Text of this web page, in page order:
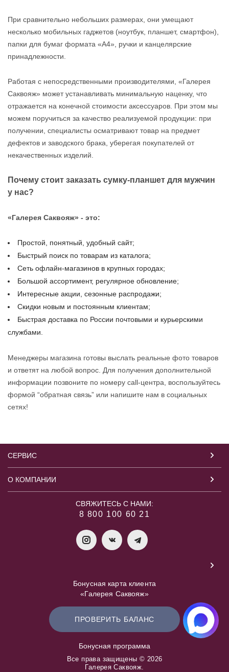
При сравнительно небольших размерах, они умещают
несколько мобильных гаджетов (ноутбук, планшет, смартфон),
папки для бумаг формата «А4», ручки и канцелярские
принадлежности.
Работая с непосредственными производителями, «Галерея
Саквояж» может устанавливать минимальную наценку, что
отражается на конечной стоимости аксессуаров. При этом мы
можем поручиться за качество реализуемой продукции: при
получении, специалисты осматривают товар на предмет
дефектов и заводского брака, уберегая покупателей от
некачественных изделий.
Почему стоит заказать сумку-планшет для мужчин
у нас?
«Галерея Саквояж» - это:
Простой, понятный, удобный сайт;
Быстрый поиск по товарам из каталога;
Сеть офлайн-магазинов в крупных городах;
Большой ассортимент, регулярное обновление;
Интересные акции, сезонные распродажи;
Скидки новым и постоянным клиентам;
Быстрая доставка по России почтовыми и курьерскими
службами.
Менеджеры магазина готовы выслать реальные фото товаров
и ответят на любой вопрос. Для получения дополнительной
информации позвоните по номеру call-центра, воспользуйтесь
формой “обратная связь” или напишите нам в социальных
сетях!
СЕРВИС
О КОМПАНИИ
СВЯЖИТЕСЬ С НАМИ:
8 800 100 60 21
Бонусная карта клиента
«Галерея Саквояж»
ПРОВЕРИТЬ БАЛАНС
Бонусная программа
Все права защищены © 2026
Галерея Саквояж.